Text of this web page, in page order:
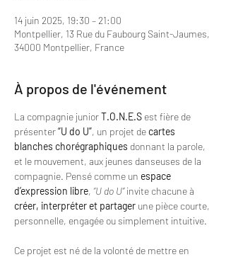
14 juin 2025, 19:30 – 21:00
Montpellier, 13 Rue du Faubourg Saint-Jaumes,
34000 Montpellier, France
À propos de l'événement
La compagnie junior T.O.N.E.S est fière de
présenter “U do U”, un projet de cartes
blanches chorégraphiques donnant la parole,
et le mouvement, aux jeunes danseuses de la
compagnie. Pensé comme un espace
d’expression libre, “U do U” invite chacune à
créer, interpréter et partager une pièce courte,
personnelle, engagée ou simplement intuitive.
Ce projet est né de la volonté de mettre en